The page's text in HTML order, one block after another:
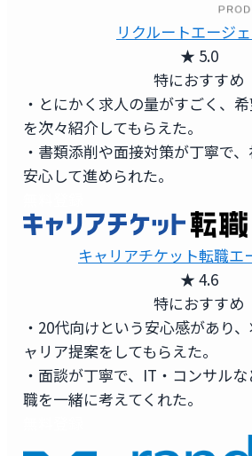
リクルートエージ
★ 5.0
特におすすめ
・とにかく求人の量がすごく、
を次々紹介してもらえた。
・書類添削や面接対策が丁寧で
安心して進められた。
キャリアチケット転職エ
★ 4.6
特におすすめ
・20代向けという安心感があり
ャリア提案をしてもらえた。
・面談が丁寧で、IT・コンサル
職を一緒に考えてくれた。